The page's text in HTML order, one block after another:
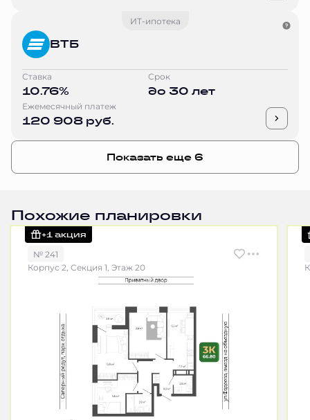
ИТ-ипотека
ВТБ
Ставка
10.76%
Срок
до 30 лет
Ежемесячный платеж
120 908 руб.
Показать еще 6
Похожие планировки
+1 акция
№ 241
Корпус 2, Секция 1, Этаж 20